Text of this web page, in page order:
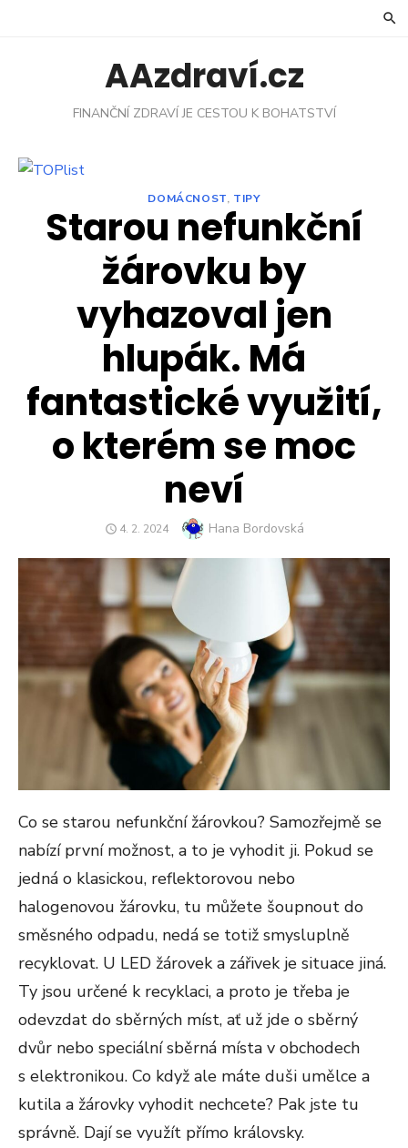
AAzdraví.cz
FINANČNÍ ZDRAVÍ JE CESTOU K BOHATSTVÍ
DOMÁCNOST, TIPY
Starou nefunkční
žárovku by
vyhazoval jen
hlupák. Má
fantastické využití,
o kterém se moc
neví
POSTED
4. 2. 2024 Author
Hana Bordovská
Co se starou nefunkční žárovkou? Samozřejmě se
nabízí první možnost, a to je vyhodit ji. Pokud se
jedná o klasickou, reflektorovou nebo
halogenovou žárovku, tu můžete šoupnout do
směsného odpadu, nedá se totiž smysluplně
recyklovat. U LED žárovek a zářivek je situace jiná.
Ty jsou určené k recyklaci, a proto je třeba je
odevzdat do sběrných míst, ať už jde o sběrný
dvůr nebo speciální sběrná místa v obchodech
s elektronikou. Co když ale máte duši umělce a
kutila a žárovky vyhodit nechcete? Pak jste tu
správně. Dají se využít přímo královsky.